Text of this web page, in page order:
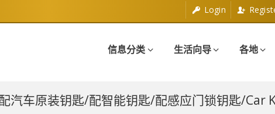
Login
信息分类 生活向导 各地
车原装钥匙/配智能钥匙/配感应门锁钥匙/Car